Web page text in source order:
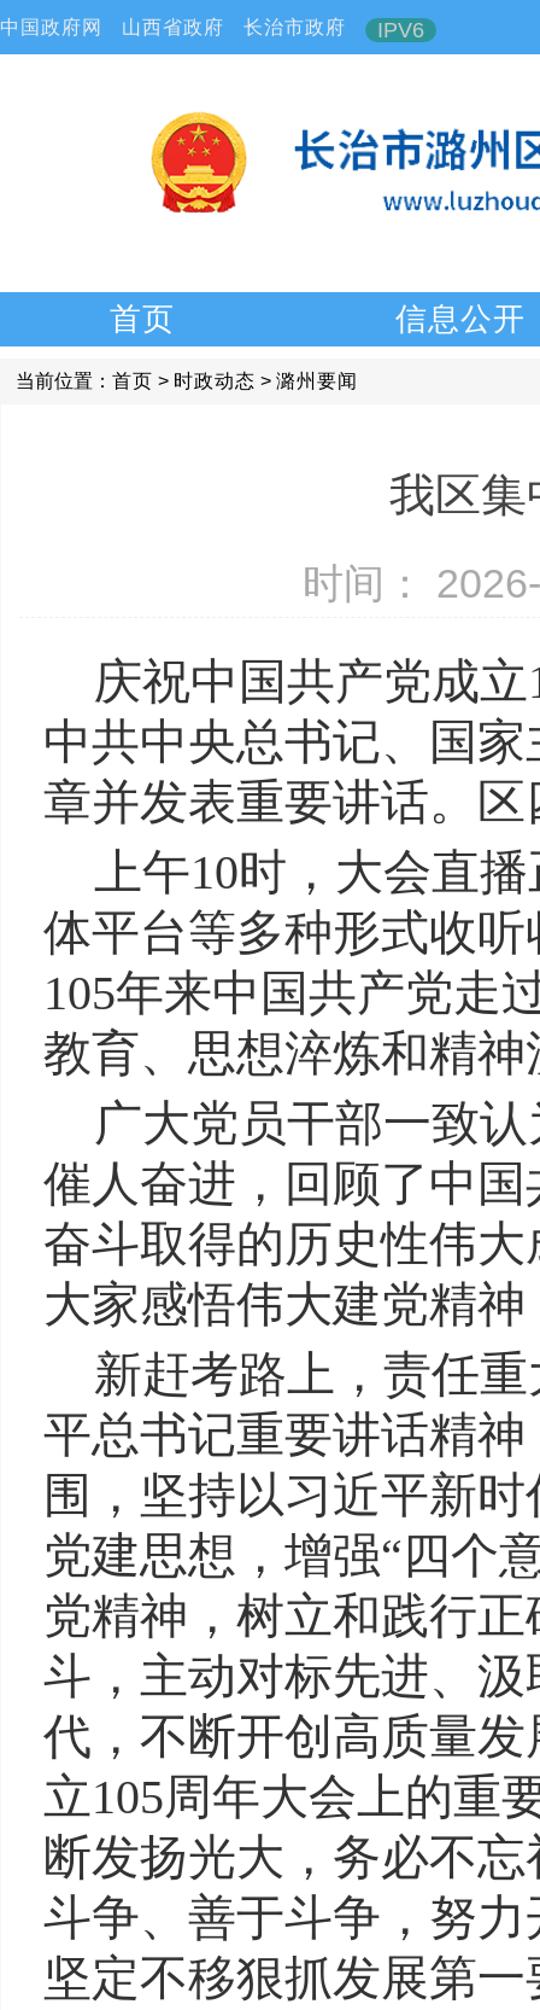
中国政府网 山西省政府 长治市政府 IPV6
首页 信息公开
当前位置： 首页 > 时政动态 > 潞州要闻
我区集
时间：
庆祝中国共产党成
中共中央总书记、国
章并发表重要讲话。
上午10时，大会直
体平台等多种形式收
105年来中国共产党走
教育、思想淬炼和精神
广大党员干部一致
催人奋进，回顾了中
奋斗取得的历史性伟
大家感悟伟大建党精
新赶考路上，责任
平总书记重要讲话精
围，坚持以习近平新
党建思想，增强“四个
党精神，树立和践行
斗，主动对标先进、
代，不断开创高质量
立105周年大会上的重
断发扬光大，务必不
斗争、善于斗争，努
坚定不移狠抓发展第